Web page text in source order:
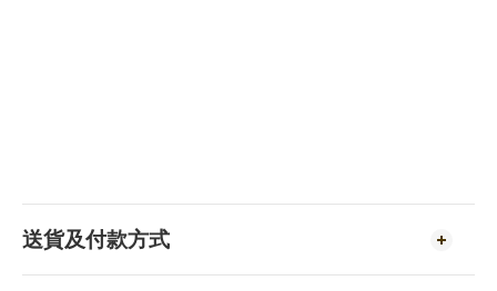
送貨及付款方式